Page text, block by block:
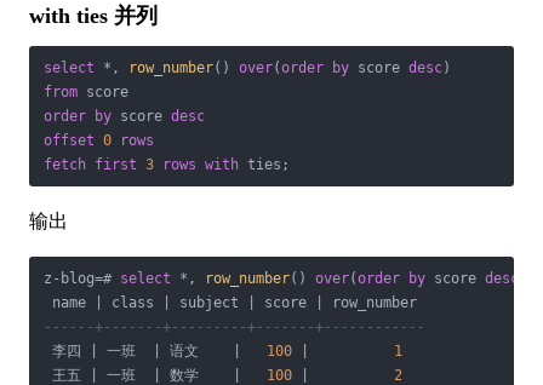
with ties 并列
select * , row_number() over(order by score desc
from
order
by score desc
offset 0
rows
fetch first 3 rows with ties;
输出
z - blog=# select * , row_number() over(order by score desc
name
class subject score
------+-------+---------+-------+------------
李四
一班 语文 100
1
王五
一班 数学 100
2